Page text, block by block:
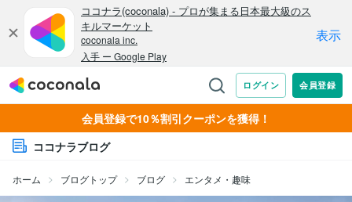
会員登録で10％割引クーポンを獲得！
ココナラブログ
ホーム ブログトップ ブログ エンタメ・趣味